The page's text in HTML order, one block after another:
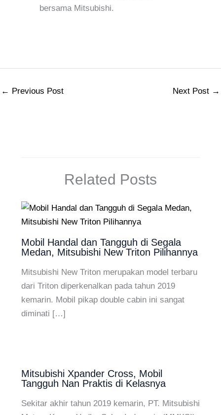
bersama Mitsubishi.
← Previous Post Next Post →
Related Posts
Mobil Handal dan Tangguh di Segala
Medan, Mitsubishi New Triton Pilihannya
Mitsubishi New Triton merupakan model terbaru
dari Triton diperkenalkan pada tahun 2019
kemarin. Mobil pikap double cabin ini sangat
diminati […]
Mitsubishi Xpander Cross, Mobil
Tangguh Nan Praktis di Kelasnya
Sekitar akhir tahun 2019 kemarin, PT. Mitsubishi